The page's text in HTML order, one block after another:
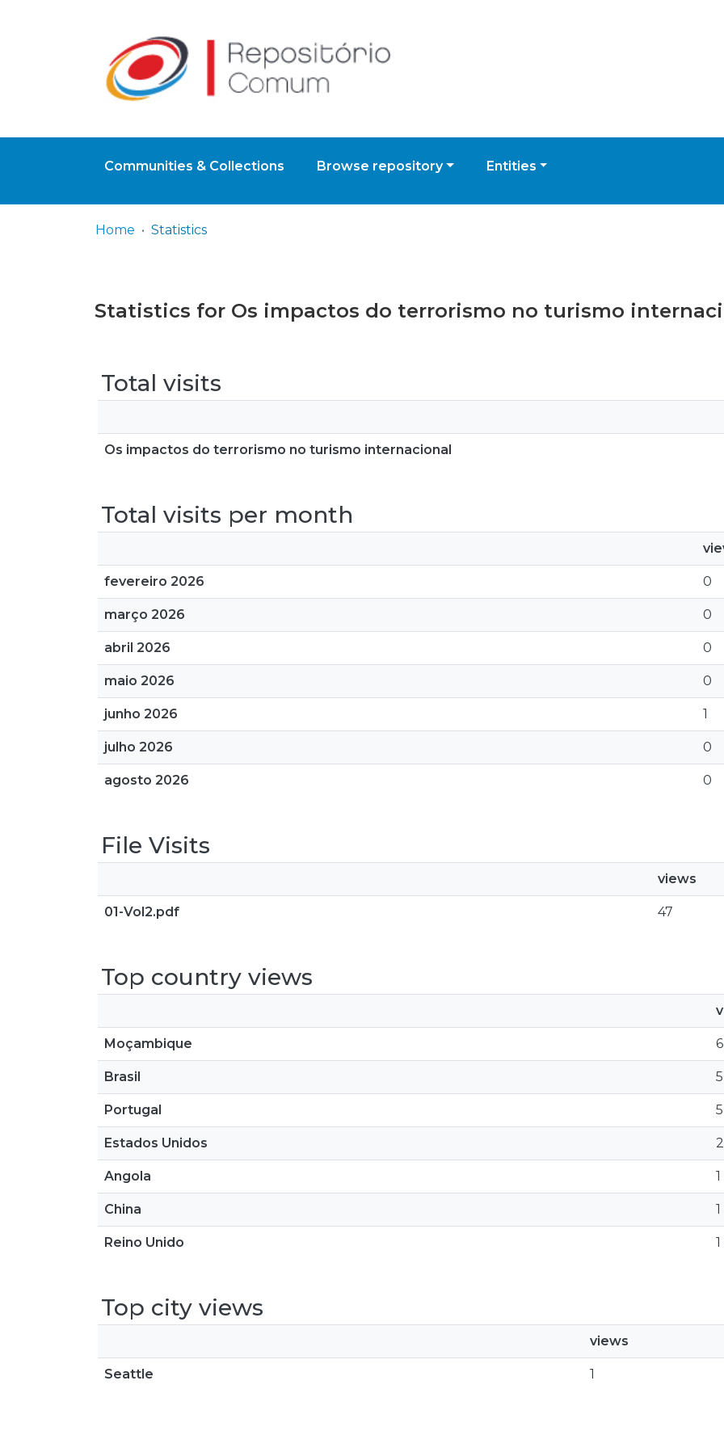
Communities & Collections Browse repository Entities
Home Statistics
Statistics for Os impactos do terrorismo no turismo
Total visits
Os impactos do terrorismo no turismo internacional
Total visits per month
fevereiro 2026 0
março 2026 0
abril 2026 0
maio 2026 0
junho 2026 1
julho 2026 0
agosto 2026 0
File Visits
views
01-Vol2.pdf 47
Top country views
Moçambique 6
Brasil 5
Portugal 5
Estados Unidos 2
Angola 1
China 1
Reino Unido 1
Top city views
views
Seattle 1